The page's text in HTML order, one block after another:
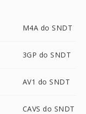
M4A do SNDT
3GP do SNDT
AV1 do SNDT
CAVS do SNDT